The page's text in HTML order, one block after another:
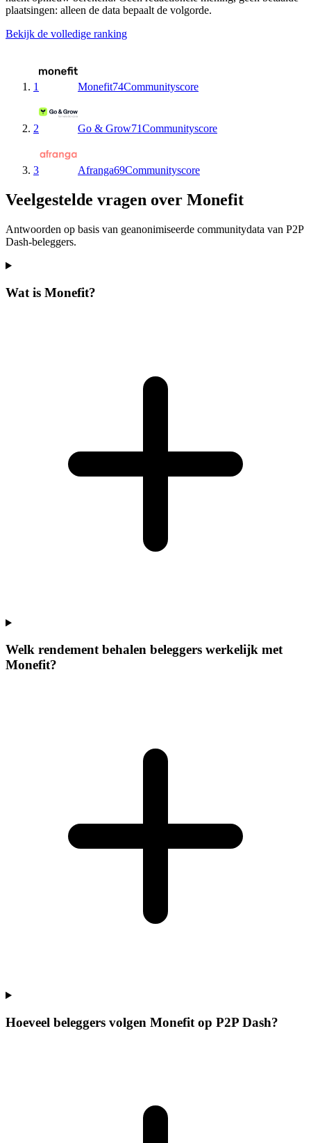
plaatsingen: alleen de data bepaalt de volgorde.
Bekijk de volledige ranking
1 Monefit74Communityscore
2 Go & Grow71Communityscore
3 Afranga69Communityscore
Veelgestelde vragen over Monefit
Antwoorden op basis van geanonimiseerde communitydata van P2P
Dash-beleggers.
Wat is Monefit?
Welk rendement behalen beleggers werkelijk met
Monefit?
Hoeveel beleggers volgen Monefit op P2P Dash?